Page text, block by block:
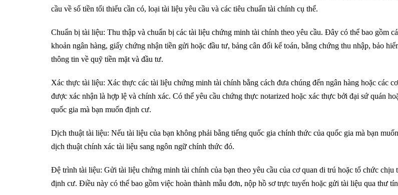
cầu về số tiền tối thiểu cần có, loại tài liệu yêu cầu và các tiêu chuẩn tài chính cụ thể.
Chuẩn bị tài liệu: Thu thập và chuẩn bị các tài liệu chứng minh tài chính theo yêu cầu. Đây có thể bao gồm
khoản ngân hàng, giấy chứng nhận tiền gửi hoặc đầu tư, bảng cân đối kế toán, bằng chứng thu nhập, bảo
thông tin về quỹ tiền mặt và đầu tư.
Xác thực tài liệu: Xác thực các tài liệu chứng minh tài chính bằng cách đưa chúng đến ngân hàng hoặc các
được xác nhận là hợp lệ và chính xác. Có thể yêu cầu chứng thực notarized hoặc xác thực bởi đại sứ quán
quốc gia mà bạn muốn định cư.
Dịch thuật tài liệu: Nếu tài liệu của bạn không phải bằng tiếng quốc gia chính thức của quốc gia mà bạn
dịch thuật chính xác tài liệu sang ngôn ngữ chính thức đó.
Đệ trình tài liệu: Gửi tài liệu chứng minh tài chính của bạn theo yêu cầu của cơ quan di trú hoặc tổ chức chịu
định cư. Điều này có thể bao gồm việc hoàn thành mẫu đơn, nộp hồ sơ trực tuyến hoặc gửi tài liệu qua thư